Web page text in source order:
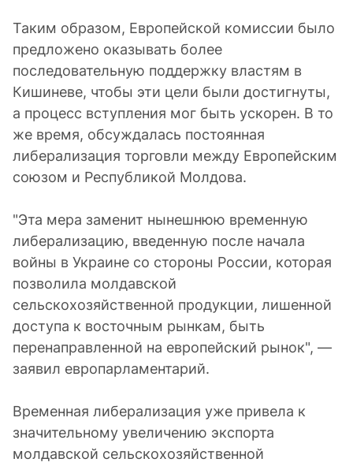
Таким образом, Европейской комиссии было
предложено оказывать более
последовательную поддержку властям в
Кишиневе, чтобы эти цели были достигнуты,
а процесс вступления мог быть ускорен. В то
же время, обсуждалась постоянная
либерализация торговли между Европейским
союзом и Республикой Молдова.
"Эта мера заменит нынешнюю временную
либерализацию, введенную после начала
войны в Украине со стороны России, которая
позволила молдавской
сельскохозяйственной продукции, лишенной
доступа к восточным рынкам, быть
перенаправленной на европейский рынок", —
заявил европарламентарий.
Временная либерализация уже привела к
значительному увеличению экспорта
молдавской сельскохозяйственной